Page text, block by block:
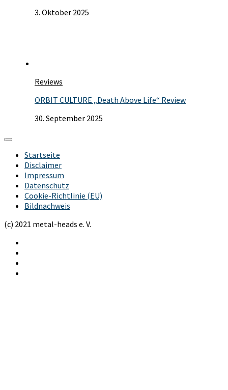
3. Oktober 2025
Reviews
ORBIT CULTURE „Death Above Life“ Review
30. September 2025
Startseite
Disclaimer
Impressum
Datenschutz
Cookie-Richtlinie (EU)
Bildnachweis
(c) 2021 metal-heads e. V.